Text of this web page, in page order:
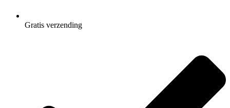
Gratis verzending